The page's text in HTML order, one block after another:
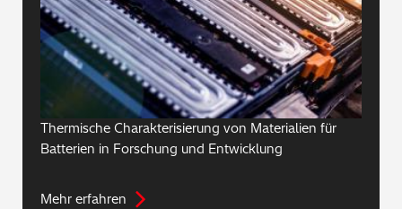
Thermische Charakterisierung von Materialien für
Batterien in Forschung und Entwicklung
Mehr erfahren